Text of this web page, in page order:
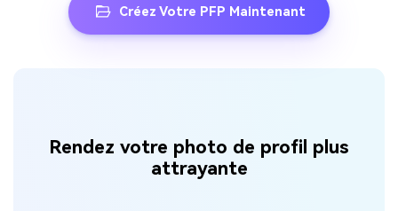
Créez Votre PFP Maintenant
Rendez votre photo de profil plus
attrayante